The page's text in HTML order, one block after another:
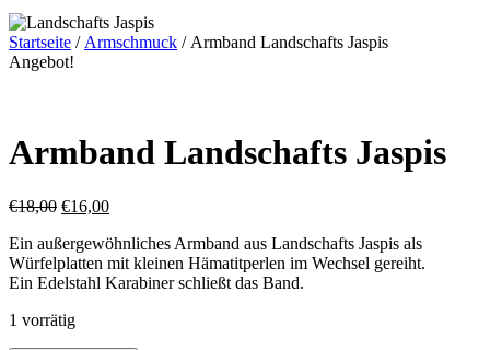
Startseite / Armschmuck / Armband Landschafts Jaspis
Angebot!
Armband Landschafts Jaspis
€18,00 €16,00
Ein außergewöhnliches Armband aus Landschafts Jaspis als
Würfelplatten mit kleinen Hämatitperlen im Wechsel gereiht.
Ein Edelstahl Karabiner schließt das Band.
1 vorrätig